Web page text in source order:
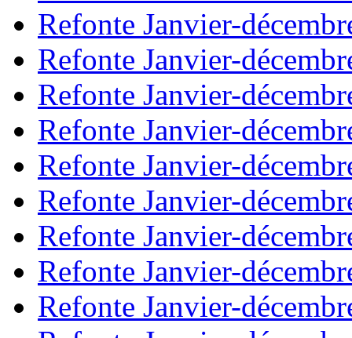
Refonte Janvier-
Refonte Janvier-
Refonte Janvier-
Refonte Janvier-
Refonte Janvier-
Refonte Janvier-
Refonte Janvier-
Refonte Janvier-
Refonte Janvier-